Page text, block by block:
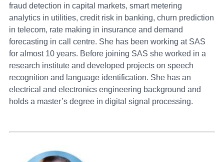
fraud detection in capital markets, smart metering
analytics in utilities, credit risk in banking, churn prediction
in telecom, rate making in insurance and demand
forecasting in call centre. She has been working at SAS
for almost 10 years. Before joining SAS she worked in a
research institute and developed projects on speech
recognition and language identification. She has an
electrical and electronics engineering background and
holds a master’s degree in digital signal processing.